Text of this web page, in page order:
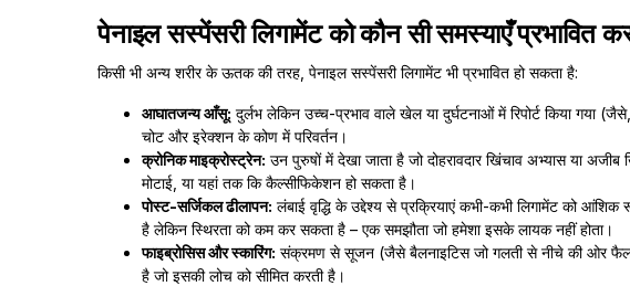
पेनाइल सस्पेंसरी लिगामेंट को कौन सी समस्याएँ प्रभावित
किसी भी अन्य शरीर के ऊतक की तरह, पेनाइल सस्पेंसरी लिगामेंट भी प्रभावित हो सकता है:
आघातजन्य आँसू: दुर्लभ लेकिन उच्च-प्रभाव वाले खेल या दुर्घटनाओं में रिपोर्ट किया गया
चोट और इरेक्शन के कोण में परिवर्तन।
क्रोनिक माइक्रोस्ट्रेन: उन पुरुषों में देखा जाता है जो दोहरावदार खिंचाव अभ्यास या
मोटाई, या यहां तक कि कैल्सीफिकेशन हो सकता है।
पोस्ट-सर्जिकल ढीलापन: लंबाई वृद्धि के उद्देश्य से प्रक्रियाएं कभी-कभी लिगामेंट को
है लेकिन स्थिरता को कम कर सकता है – एक समझौता जो हमेशा इसके लायक नहीं होता।
फाइब्रोसिस और स्कारिंग: संक्रमण से सूजन (जैसे बैलनाइटिस जो गलती से नीचे की ओर
है जो इसकी लोच को सीमित करती है।